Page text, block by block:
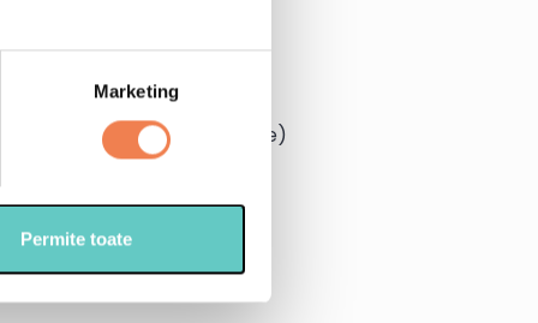
Marketing
Permite toate
bio
sau in functie de preferinte)
de cocos